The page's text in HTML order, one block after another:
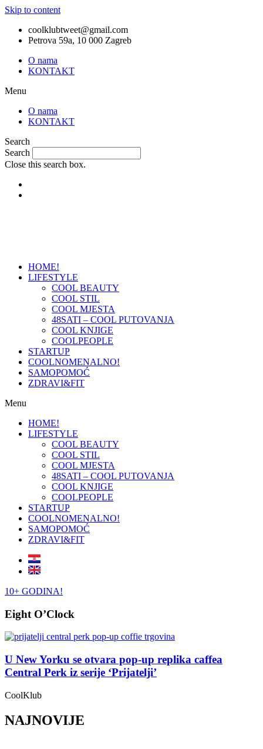
Skip to content
coolklubtweet@gmail.com
Petrova 59a, 10 000 Zagreb
O nama
KONTAKT
Menu
O nama
KONTAKT
Search
Search
Close this search box.
HOME!
LIFESTYLE
COOL BEAUTY
COOL STIL
COOL MJESTA
48SATI – COOL PUTOVANJA
COOL KNJIGE
COOLPEOPLE
STARTUP
COOLNOMENALNO!
SAMOPOMOĆ
ZDRAVI&FIT
Menu
HOME!
LIFESTYLE
COOL BEAUTY
COOL STIL
COOL MJESTA
48SATI – COOL PUTOVANJA
COOL KNJIGE
COOLPEOPLE
STARTUP
COOLNOMENALNO!
SAMOPOMOĆ
ZDRAVI&FIT
10+ GODINA!
Eight O’Clock
U New Yorku se otvara pop-up replika caffea
Central Perk iz serije ‘Prijatelji’
CoolKlub
NAJNOVIJE